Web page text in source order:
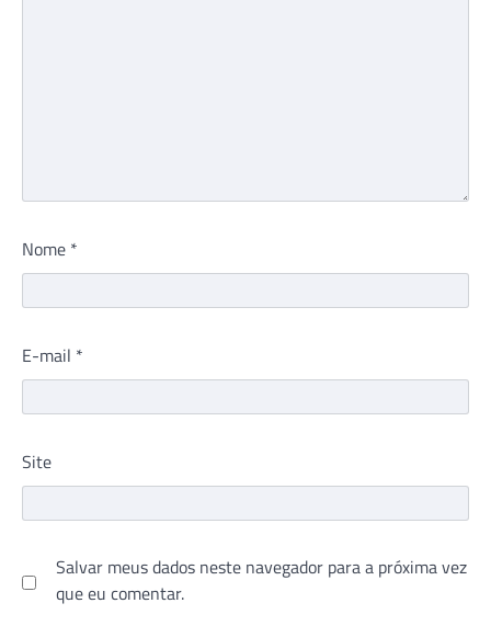
Nome *
E-mail *
Site
Salvar meus dados neste navegador para a próxima vez
que eu comentar.